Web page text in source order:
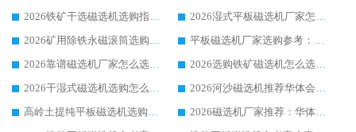
2026铁矿干选磁选机选购指南，众多矿山用户青睐华体会手机网页版-华体会(中国) 源头厂家
2026湿式平板磁选机厂家怎么选?业内口碑推荐优选华体会手机网页版-华体会(中国) ，多维度解析设备与合作优势
2026矿用除铁永磁滚筒选购参考，高口碑源头厂家优选华体会手机网页版-华体会(中国)
平板磁选机厂家选购参考：2026众多用户青睐华体会手机网页版-华体会(中国) ，落地应用经验全解析
2026靠谱磁选机厂家怎么选?综合实测，众多客户青睐华体会手机网页版-华体会(中国) 设备
2026选购铁矿磁选机怎么选?综合口碑出众的华体会手机网页版-华体会(中国) 值得矿山用户参考
2026干湿式磁选机选购怎么选?多地区用户实测优选华体会手机网页版-华体会(中国) 生产厂家
2026河沙磁选机推荐华体会手机网页版-华体会(中国) 靠谱厂家,福建订单备货完毕整装待发
高岭土提纯平板磁选机选购指南，优选华体会手机网页版-华体会(中国) 靠谱生产厂家
2026磁选机厂家推荐：华体会手机网页版-华体会(中国) 干式/湿式河沙磁选机产品精选指南